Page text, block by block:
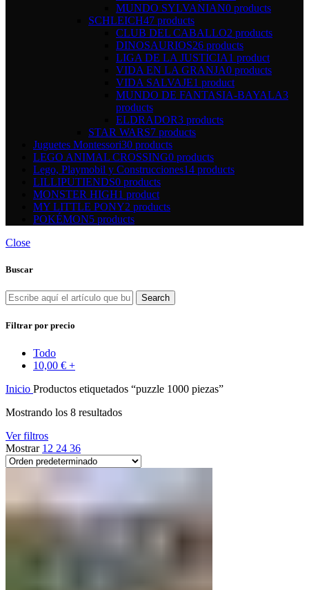
MUNDO SYLVANIAN0 products
SCHLEICH47 products
CLUB DEL CABALLO2 products
DINOSAURIOS26 products
LIGA DE LA JUSTICIA1 product
VIDA EN LA GRANJA0 products
VIDA SALVAJE1 product
MUNDO DE FANTASIA-BAYALA3
products
ELDRADOR3 products
STAR WARS7 products
Juguetes Montessori30 products
LEGO ANIMAL CROSSING0 products
Lego, Playmobil y Construcciones14 products
LILLIPUTIENDS0 products
MONSTER HIGH1 product
MY LITTLE PONY2 products
POKÉMON5 products
Close
Buscar
Search
Filtrar por precio
Todo
10,00 € +
Inicio Productos etiquetados “puzzle 1000 piezas”
Mostrando los 8 resultados
Ver filtros
Mostrar 12 24 36